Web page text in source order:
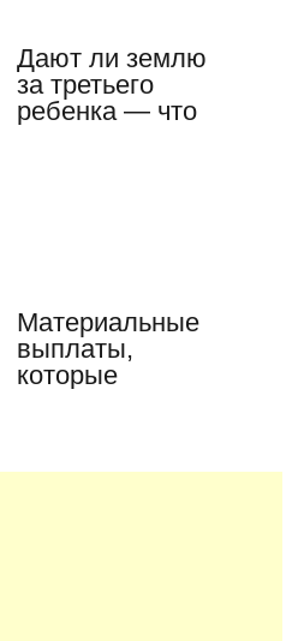
Дают ли землю
за третьего
ребенка — что
Материальные
выплаты,
которые